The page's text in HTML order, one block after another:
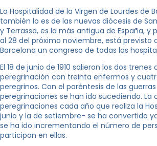
La Hospitalidad de la Virgen de Lourdes de
también lo es de las nuevas diócesis de
y Terrassa, es la más antigua de España, y
al 28 del próximo noviembre, está previsto
Barcelona un congreso de todas las
El 18 de junio de 1910 salieron los dos
peregrinación con treinta enfermos y
peregrinos. Con el paréntesis de las
peregrinaciones se han ido sucediendo. La
peregrinaciones cada año que realiza la
junio y la de setiembre- se ha convertido
se ha ido incrementando el número de
participan en ellas.